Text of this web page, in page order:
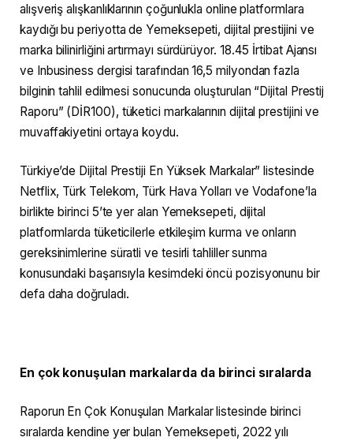
alışveriş alışkanlıklarının çoğunlukla online platformlara
kaydığı bu periyotta de Yemeksepeti, dijital prestijini ve
marka bilinirliğini artırmayı sürdürüyor. 18.45 İrtibat Ajansı
ve Inbusiness dergisi tarafından 16,5 milyondan fazla
bilginin tahlil edilmesi sonucunda oluşturulan “Dijital Prestij
Raporu” (DİR100), tüketici markalarının dijital prestijini ve
muvaffakiyetini ortaya koydu.
Türkiye’de Dijital Prestiji En Yüksek Markalar” listesinde
Netflix, Türk Telekom, Türk Hava Yolları ve Vodafone’la
birlikte birinci 5’te yer alan Yemeksepeti, dijital
platformlarda tüketicilerle etkileşim kurma ve onların
gereksinimlerine süratli ve tesirli tahliller sunma
konusundaki başarısıyla kesimdeki öncü pozisyonunu bir
defa daha doğruladı.
En çok konuşulan markalarda da birinci sıralarda
Raporun En Çok Konuşulan Markalar listesinde birinci
sıralarda kendine yer bulan Yemeksepeti, 2022 yılı